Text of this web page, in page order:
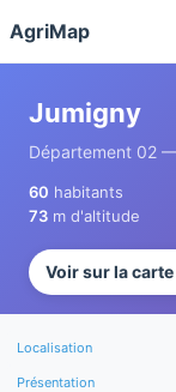
AgriMap
Jumigny
Département 02
60 habitants
73 m d'altitude
Voir sur la
Localisation
Présentation